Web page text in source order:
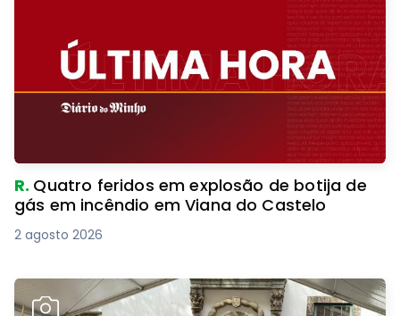
R. Quatro feridos em explosão de botija de
gás em incêndio em Viana do Castelo
2 agosto 2026